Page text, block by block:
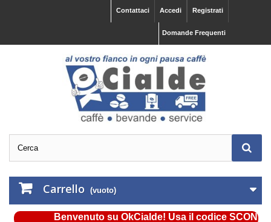
Registrati
Accedi
Contattaci
Domande Frequenti
Carrello (vuoto)
Benvenuto su OkCialde! Usa il codice